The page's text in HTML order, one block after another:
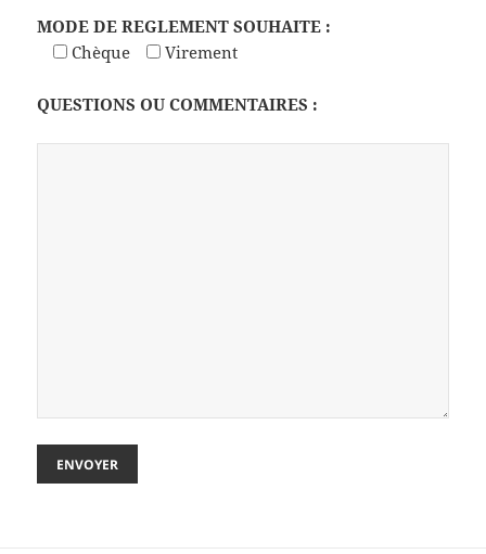
MODE DE REGLEMENT SOUHAITE :
Chèque
Virement
QUESTIONS OU COMMENTAIRES :